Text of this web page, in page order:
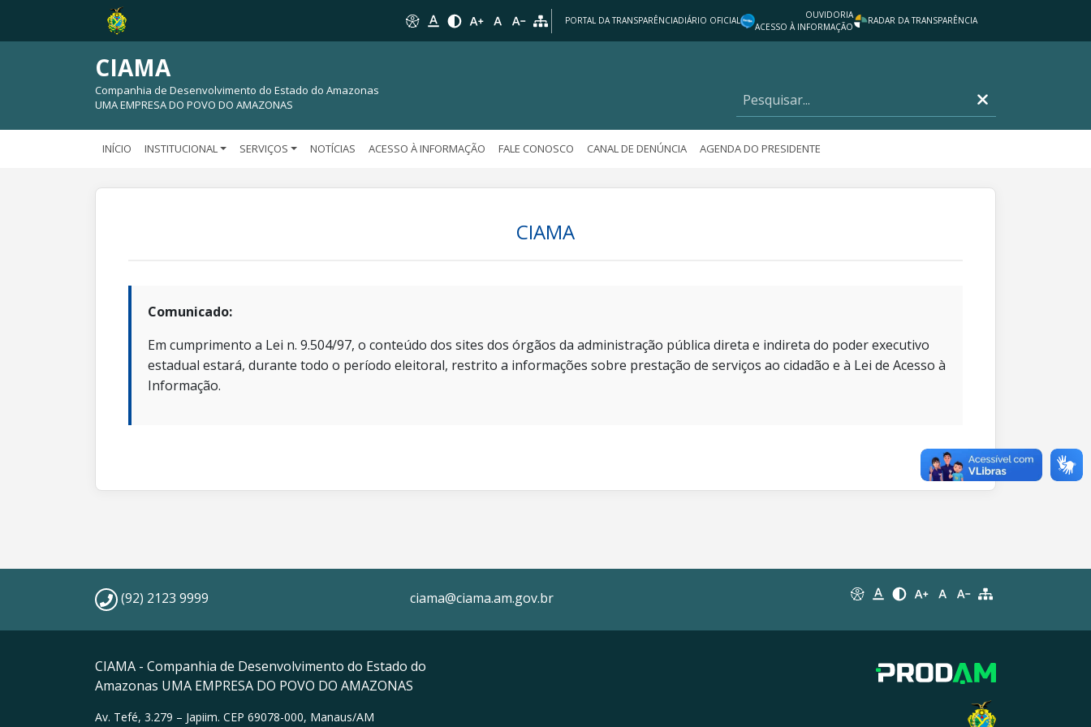
PORTAL DA TRANSPARÊNCIADIÁRIO OFICIAL
OUVIDORIA
ACESSO À INFORMAÇÃO
RADAR DA TRANSPARÊNCIA
CIAMA
Companhia de Desenvolvimento do Estado do Amazonas
UMA EMPRESA DO POVO DO AMAZONAS
INÍCIO INSTITUCIONAL SERVIÇOS NOTÍCIAS ACESSO À INFORMAÇÃO FALE CONOSCO CANAL DE DENÚNCIA AGENDA DO PRESIDENTE
CIAMA
Comunicado:
Em cumprimento a Lei n. 9.504/97, o conteúdo dos sites dos órgãos da administração pública direta e indireta do poder executivo
estadual estará, durante todo o período eleitoral, restrito a informações sobre prestação de serviços ao cidadão e à Lei de Acesso à
Informação.
(92) 2123 9999 ciama@ciama.am.gov.br
CIAMA - Companhia de Desenvolvimento do Estado do
Amazonas UMA EMPRESA DO POVO DO AMAZONAS
Av. Tefé, 3.279 – Japiim. CEP 69078-000, Manaus/AM